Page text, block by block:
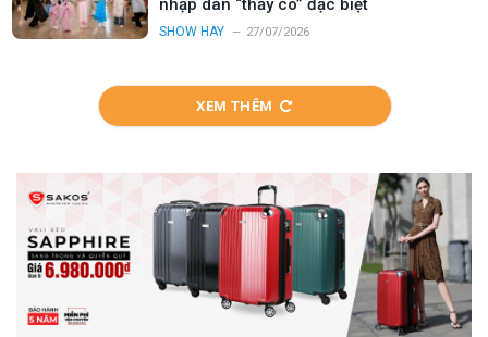
nhập dàn “thầy cô” đặc biệt
SHOW HAY 27/07/2026
XEM THÊM